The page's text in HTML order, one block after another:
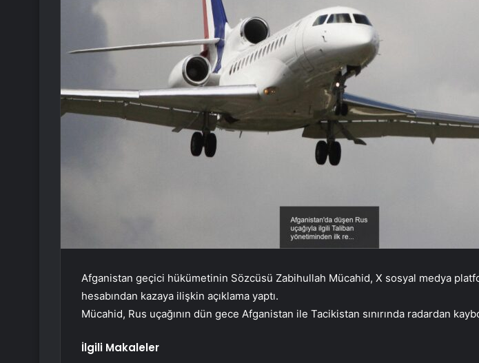
Afganistan geçici hükümetinin Sözcüsü Zabihullah Mücahid, X sosyal medya
hesabından kazaya ilişkin açıklama yaptı.
Mücahid, Rus uçağının dün gece Afganistan ile Tacikistan sınırında radardan
İlgili Makaleler